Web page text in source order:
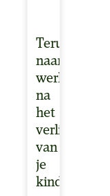
Terugkeren
naar
werk
na
het
verlies
van
je
kind